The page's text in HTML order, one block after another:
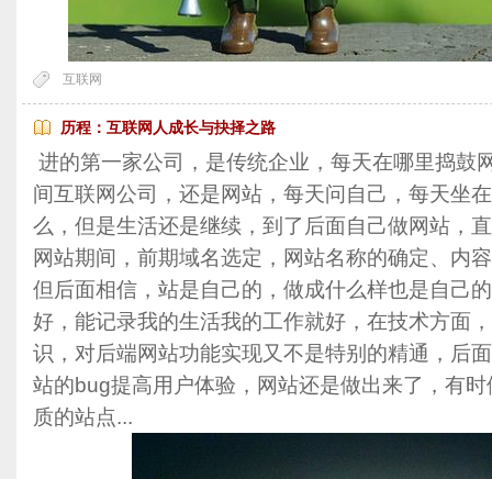
互联网
历程：互联网人成长与抉择之路
进的第一家公司，是传统企业，每天在哪里捣鼓
间互联网公司，还是网站，每天问自己，每天坐
么，但是生活还是继续，到了后面自己做网站，
网站期间，前期域名选定，网站名称的确定、内
但后面相信，站是自己的，做成什么样也是自己
好，能记录我的生活我的工作就好，在技术方面
识，对后端网站功能实现又不是特别的精通，后
站的bug提高用户体验，网站还是做出来了，有
质的站点...